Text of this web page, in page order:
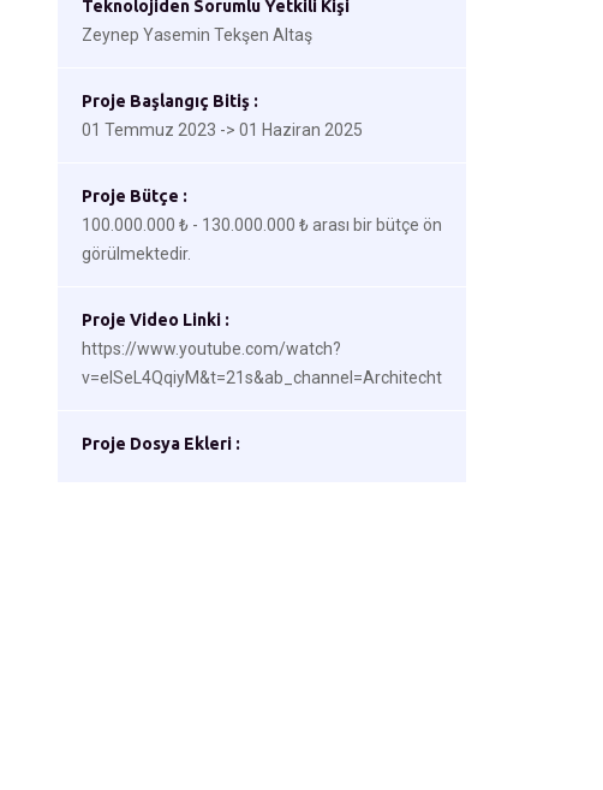
Teknolojiden Sorumlu Yetkili Kişi
Zeynep Yasemin Tekşen Altaş
Proje Başlangıç Bitiş :
01 Temmuz 2023 -> 01 Haziran 2025
Proje Bütçe :
100.000.000 ₺ - 130.000.000 ₺ arası bir bütçe ön
görülmektedir.
Proje Video Linki :
https://www.youtube.com/watch?
v=elSeL4QqiyM&t=21s&ab_channel=Architecht
Proje Dosya Ekleri :